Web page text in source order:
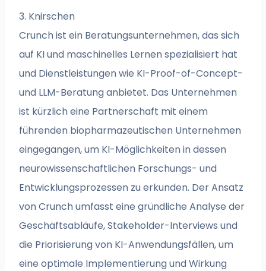
3. Knirschen
Crunch ist ein Beratungsunternehmen, das sich
auf KI und maschinelles Lernen spezialisiert hat
und Dienstleistungen wie KI-Proof-of-Concept-
und LLM-Beratung anbietet. Das Unternehmen
ist kürzlich eine Partnerschaft mit einem
führenden biopharmazeutischen Unternehmen
eingegangen, um KI-Möglichkeiten in dessen
neurowissenschaftlichen Forschungs- und
Entwicklungsprozessen zu erkunden. Der Ansatz
von Crunch umfasst eine gründliche Analyse der
Geschäftsabläufe, Stakeholder-Interviews und
die Priorisierung von KI-Anwendungsfällen, um
eine optimale Implementierung und Wirkung